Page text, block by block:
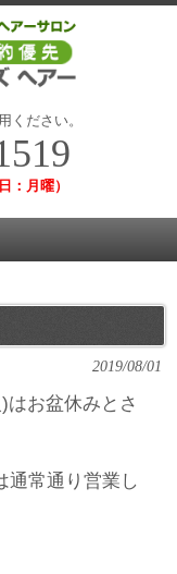
ください。
：月曜）
2019/08/01
はお盆休みとさ
通常通り営業し